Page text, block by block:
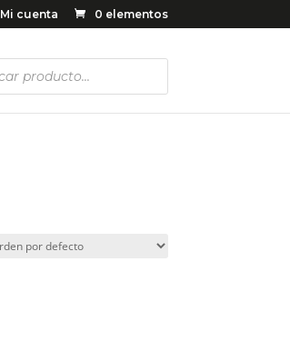
Mi cuenta 0 elementos